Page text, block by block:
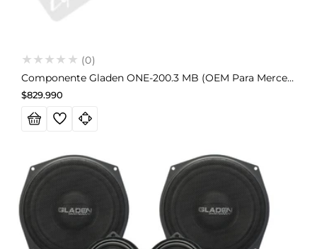
(0)
Componente Gladen ONE-200.3 MB (OEM Para Mercedes-Benz)
Precio
habitual
$829.990